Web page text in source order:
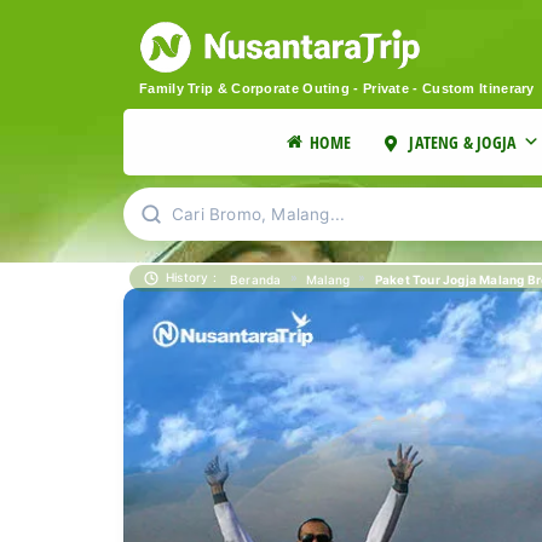
Family Trip & Corporate Outing - Private - Custom Itinerary
HOME JATENG & JOGJA
Cari Bromo, Malang...
History : Beranda » Malang » Paket Tour Jogja Malang